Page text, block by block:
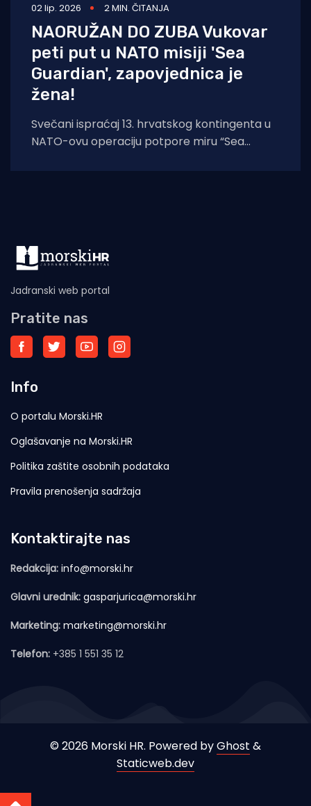
02 lip. 2026 2 MIN. ČITANJA
NAORUŽAN DO ZUBA Vukovar
peti put u NATO misiji 'Sea
Guardian', zapovjednica je
žena!
Svečani ispraćaj 13. hrvatskog kontingenta u
NATO-ovu operaciju potpore miru “Sea
Jadranski web portal
Pratite nas
Info
O portalu Morski.HR
Oglašavanje na Morski.HR
Politika zaštite osobnih podataka
Pravila prenošenja sadržaja
Kontaktirajte nas
Redakcija: info@morski.hr
Glavni urednik: gasparjurica@morski.hr
Marketing: marketing@morski.hr
Telefon: +385 1 551 35 12
© 2026 Morski HR. Powered byGhost &
Staticweb.dev